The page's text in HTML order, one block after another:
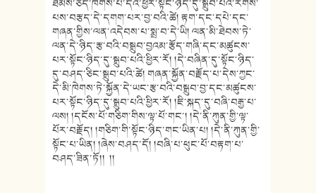
ཐམས་ཅད་ཁེགས་པ་དེའི་ཕྱིར་སྟོང་ཉིད་དུ་སྒྲུབ་པའི་རིགས་
པས་བརྩད་དེ་དགག་པར་བྱ་བའི་ཚེ། རྟག་དང་དཔེ་དང་
གཞན་གྱིས་ལན་འདེབས་པ་སྨྲ་བ་དེ་ཡི། ལན་མི་ཐེབས་ཏེ་
ལན་དེ་ཉིད་རྩ་བའི་བསྒྲུབ་བྱའམ་རྩོད་གཞི་དང་མཚུངས་
པར་སྟོང་ཉིད་དུ་སྒྲུབ་པའི་ཕྱིར་རོ། །དེ་བཞིན་དུ་སྟོང་ཉིད་
དུ་བཤད་ཅིང་སྒྲུབ་པའི་ཚེ། གཞན་སྐྱོན་བརྗོད་པ་དེས་ཀྱང་
དེ་མི་ཁེགས་ཏེ་སྐྱོན་དེ་ཡང་རྩ་བའི་བསྒྲུབ་བྱ་དང་མཚུངས་
པར་སྟོང་ཉིད་དུ་སྒྲུབ་པའི་ཕྱིར་རོ། །ཇི་སྐད་དུ་བཞི་བརྒྱ་པ་
ལས། །དངོས་པོ་གཅིག་གིས་ལྟ་པོ་གང་། །དེ་ནི་ཀུན་གྱི་ལྟ་
པོར་བརྗོད། །གཅིག་གི་སྟོང་ཉིད་གང་ཡིན་པ། །དེ་ནི་ཀུན་གྱི་
སྟོང་པ་ཡིན། །ཞེས་བཤད་དོ། །བཞི་པ་ཕུང་པོ་བརྟག་པ་
བཤད་ཟིན་ཏོ།། །།